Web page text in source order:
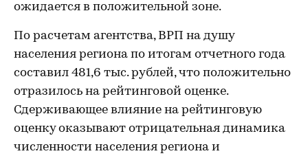
ожидается в положительной зоне.
По расчетам агентства, ВРП на душу
населения региона по итогам отчетного года
составил 481,6 тыс. рублей, что положительно
отразилось на рейтинговой оценке.
Сдерживающее влияние на рейтинговую
оценку оказывают отрицательная динамика
численности населения региона и